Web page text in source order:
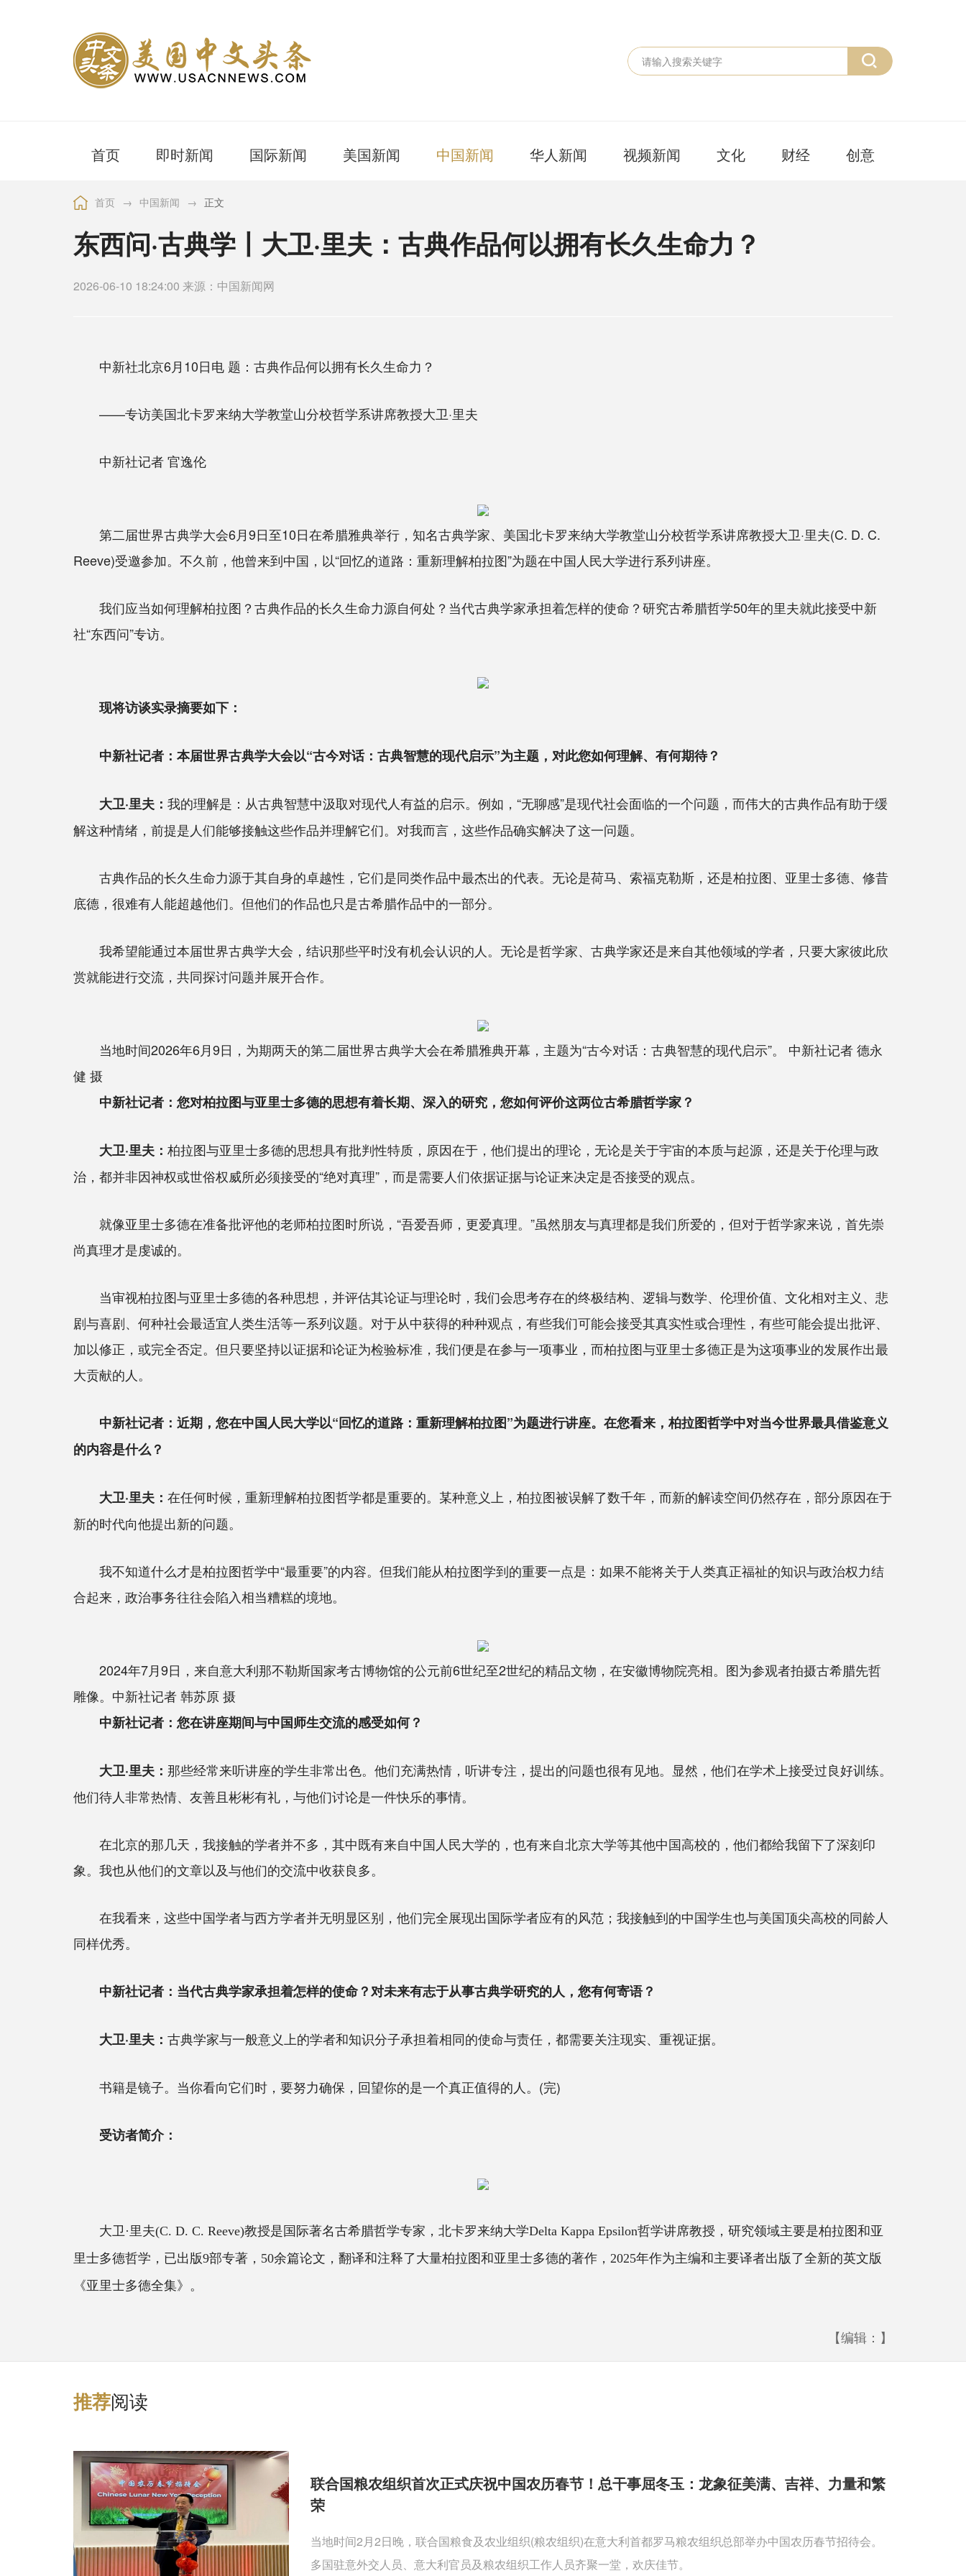
首页 即时新闻 国际新闻 美国新闻 中国新闻 华人新闻 视频新闻 文化 财经 创意
首页 → 中国新闻 → 正文
东西问·古典学丨大卫·里夫：古典作品何以拥有长久生命力？
2026-06-10 18:24:00 来源：中国新闻网
中新社北京6月10日电 题：古典作品何以拥有长久生命力？
——专访美国北卡罗来纳大学教堂山分校哲学系讲席教授大卫·里夫
中新社记者 官逸伦
第二届世界古典学大会6月9日至10日在希腊雅典举行，知名古典学家、美国北卡罗来纳大学教堂山分校哲学系讲席教授大卫·里夫(C. D. C.
Reeve)受邀参加。不久前，他曾来到中国，以“回忆的道路：重新理解柏拉图”为题在中国人民大学进行系列讲座。
我们应当如何理解柏拉图？古典作品的长久生命力源自何处？当代古典学家承担着怎样的使命？研究古希腊哲学50年的里夫就此接受中新
社“东西问”专访。
现将访谈实录摘要如下：
中新社记者：本届世界古典学大会以“古今对话：古典智慧的现代启示”为主题，对此您如何理解、有何期待？
大卫·里夫： 我的理解是：从古典智慧中汲取对现代人有益的启示。例如，“无聊感”是现代社会面临的一个问题，而伟大的古典作品有助于缓
解这种情绪，前提是人们能够接触这些作品并理解它们。对我而言，这些作品确实解决了这一问题。
古典作品的长久生命力源于其自身的卓越性，它们是同类作品中最杰出的代表。无论是荷马、索福克勒斯，还是柏拉图、亚里士多德、修昔
底德，很难有人能超越他们。但他们的作品也只是古希腊作品中的一部分。
我希望能通过本届世界古典学大会，结识那些平时没有机会认识的人。无论是哲学家、古典学家还是来自其他领域的学者，只要大家彼此欣
赏就能进行交流，共同探讨问题并展开合作。
当地时间2026年6月9日，为期两天的第二届世界古典学大会在希腊雅典开幕，主题为“古今对话：古典智慧的现代启示”。 中新社记者 德永
健 摄
中新社记者：您对柏拉图与亚里士多德的思想有着长期、深入的研究，您如何评价这两位古希腊哲学家？
大卫·里夫： 柏拉图与亚里士多德的思想具有批判性特质，原因在于，他们提出的理论，无论是关于宇宙的本质与起源，还是关于伦理与政
治，都并非因神权或世俗权威所必须接受的“绝对真理”，而是需要人们依据证据与论证来决定是否接受的观点。
就像亚里士多德在准备批评他的老师柏拉图时所说，“吾爱吾师，更爱真理。”虽然朋友与真理都是我们所爱的，但对于哲学家来说，首先崇
尚真理才是虔诚的。
当审视柏拉图与亚里士多德的各种思想，并评估其论证与理论时，我们会思考存在的终极结构、逻辑与数学、伦理价值、文化相对主义、悲
剧与喜剧、何种社会最适宜人类生活等一系列议题。对于从中获得的种种观点，有些我们可能会接受其真实性或合理性，有些可能会提出批评、
加以修正，或完全否定。但只要坚持以证据和论证为检验标准，我们便是在参与一项事业，而柏拉图与亚里士多德正是为这项事业的发展作出最
大贡献的人。
中新社记者：近期，您在中国人民大学以“回忆的道路：重新理解柏拉图”为题进行讲座。在您看来，柏拉图哲学中对当今世界最具借鉴意义
的内容是什么？
大卫·里夫： 在任何时候，重新理解柏拉图哲学都是重要的。某种意义上，柏拉图被误解了数千年，而新的解读空间仍然存在，部分原因在于
新的时代向他提出新的问题。
我不知道什么才是柏拉图哲学中“最重要”的内容。但我们能从柏拉图学到的重要一点是：如果不能将关于人类真正福祉的知识与政治权力结
合起来，政治事务往往会陷入相当糟糕的境地。
2024年7月9日，来自意大利那不勒斯国家考古博物馆的公元前6世纪至2世纪的精品文物，在安徽博物院亮相。图为参观者拍摄古希腊先哲
雕像。中新社记者 韩苏原 摄
中新社记者：您在讲座期间与中国师生交流的感受如何？
大卫·里夫： 那些经常来听讲座的学生非常出色。他们充满热情，听讲专注，提出的问题也很有见地。显然，他们在学术上接受过良好训练。
他们待人非常热情、友善且彬彬有礼，与他们讨论是一件快乐的事情。
在北京的那几天，我接触的学者并不多，其中既有来自中国人民大学的，也有来自北京大学等其他中国高校的，他们都给我留下了深刻印
象。我也从他们的文章以及与他们的交流中收获良多。
在我看来，这些中国学者与西方学者并无明显区别，他们完全展现出国际学者应有的风范；我接触到的中国学生也与美国顶尖高校的同龄人
同样优秀。
中新社记者：当代古典学家承担着怎样的使命？对未来有志于从事古典学研究的人，您有何寄语？
大卫·里夫： 古典学家与一般意义上的学者和知识分子承担着相同的使命与责任，都需要关注现实、重视证据。
书籍是镜子。当你看向它们时，要努力确保，回望你的是一个真正值得的人。(完)
受访者简介：
大卫·里夫(C. D. C. Reeve)教授是国际著名古希腊哲学专家，北卡罗来纳大学Delta Kappa Epsilon哲学讲席教授，研究领域主要是柏拉图和亚
里士多德哲学，已出版9部专著，50余篇论文，翻译和注释了大量柏拉图和亚里士多德的著作，2025年作为主编和主要译者出版了全新的英文版
《亚里士多德全集》。
【编辑：】
推荐阅读
联合国粮农组织首次正式庆祝中国农历春节！总干事屈冬玉：龙象征美满、吉祥、力量和繁
荣
当地时间2月2日晚，联合国粮食及农业组织(粮农组织)在意大利首都罗马粮农组织总部举办中国农历春节招待会。
多国驻意外交人员、意大利官员及粮农组织工作人员齐聚一堂，欢庆佳节。